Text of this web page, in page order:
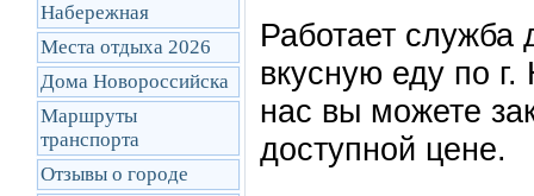
Набережная
Места отдыха 2026
Дома Новороссийска
Маршруты
транcпорта
Отзывы о городе
Работает
вкусную еду по
нас вы можете
доступной цене.